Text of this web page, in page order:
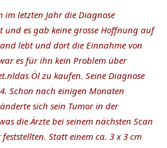
im letzten Jahr die Diagnose
und es gab keine grosse Hoffnung auf
lebt und dort die Einnahme von
es für ihn kein Problem über
das Öl zu kaufen. Seine Diagnose
Schon nach einigen Monaten
sich sein Tumor in der
die Ärzte bei seinem nächsten Scan
Statt einem ca. 3 x 3 cm